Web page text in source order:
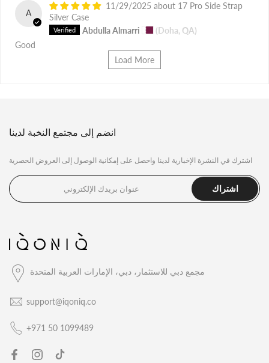
A
11/29/2025
17 Pro Side Strap
Silver Case
Abdulla Almarri
(Doha, QA)
Good
Load More
انضم إلى مجتمع النخبة لدينا
اشترك في النشرة الإخبارية لدينا واحصل على إمكانية الوصول إلى العروض الحصرية
اشتراك
مجمع دبي للاستثمار، دبي، الإمارات العربية المتحدة
support@iqoniq.co
+971 50 1099489